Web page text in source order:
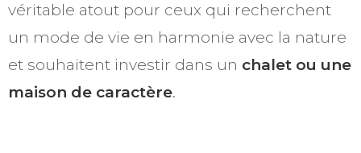
véritable atout pour ceux qui recherchent
un mode de vie en harmonie avec la nature
et souhaitent investir dans un chalet ou une
maison de caractère.